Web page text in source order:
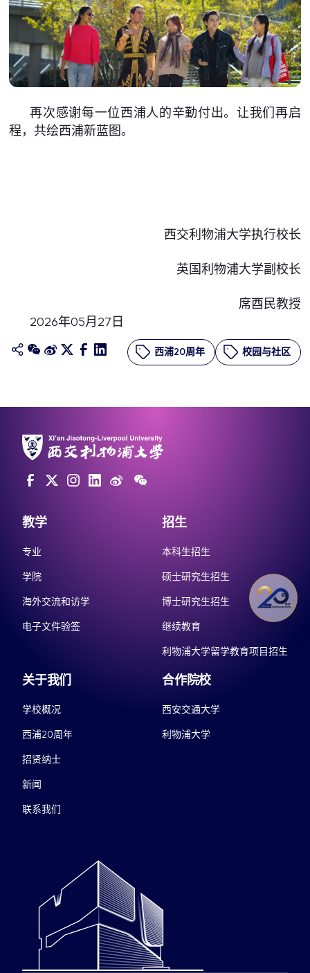
再次感谢每一位西浦人的辛勤付出。让我们再启
程，共绘西浦新蓝图。
西交利物浦大学执行校长
英国利物浦大学副校长
席酉民教授
2026年05月27日
西浦20周年 校园与社区
教学
专业
学院
海外交流和访学
电子文件验签
招生
本科生招生
硕士研究生招生
博士研究生招生
继续教育
利物浦大学留学教育项目招生
关于我们
学校概况
西浦20周年
招贤纳士
新闻
联系我们
合作院校
西安交通大学
利物浦大学